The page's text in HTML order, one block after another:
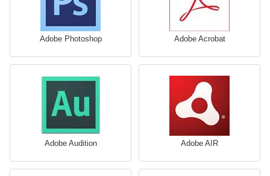
Adobe Photoshop Adobe Acrobat
Adobe Audition Adobe AIR